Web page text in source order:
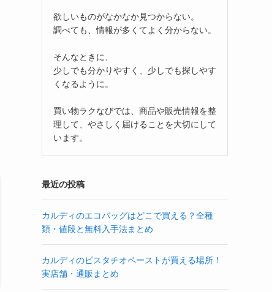
欲しいものがなかなか見つからない。
調べても、情報が多くてよく分からない。
そんなときに、
少しでも分かりやすく、少しでも探しやす
くなるように。
買い物ラクなびでは、商品や販売情報を整
理して、やさしく届けることを大切にして
います。
最近の投稿
カルディのエコバッグはどこで買える？全種
類・値段と無料入手法まとめ
カルディのピスタチオペーストが買える場所！
実店舗・通販まとめ